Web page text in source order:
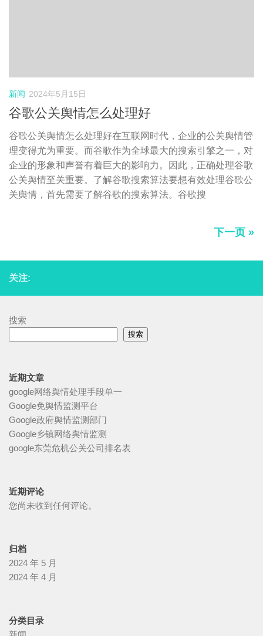
新闻 2024年5月15日
谷歌公关舆情怎么处理好
谷歌公关舆情怎么处理好在互联网时代，企业的公关舆情管
理变得尤为重要。而谷歌作为全球最大的搜索引擎之一，对
企业的形象和声誉有着巨大的影响力。因此，正确处理谷歌
公关舆情至关重要。了解谷歌搜索算法要想有效处理谷歌公
关舆情，首先需要了解谷歌的搜索算法。谷歌搜
下一页 »
关注:
搜索
搜索
近期文章
google网络舆情处理手段单一
Google免舆情监测平台
Google政府舆情监测部门
Google乡镇网络舆情监测
google东莞危机公关公司排名表
近期评论
您尚未收到任何评论。
归档
2024 年 5 月
2024 年 4 月
分类目录